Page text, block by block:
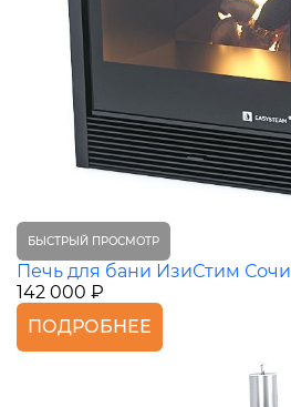
БЫСТРЫЙ ПРОСМОТР
Печь для бани ИзиСтим Сочи
142 000 ₽
ПОДРОБНЕЕ